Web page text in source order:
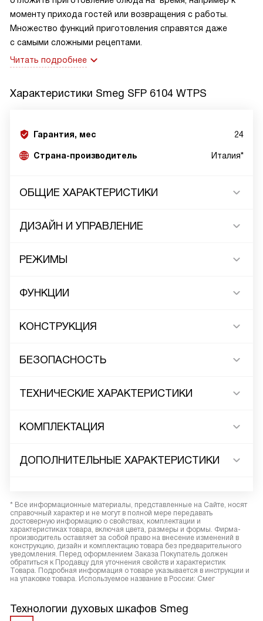
моменту прихода гостей или возвращения с работы.
Множество функций приготовления справятся даже
с самыми сложными рецептами.
Читать подробнее
Характеристики Smeg SFP 6104 WTPS
Гарантия, мес 24
Страна-производитель Италия*
ОБЩИЕ ХАРАКТЕРИСТИКИ
ДИЗАЙН И УПРАВЛЕНИЕ
РЕЖИМЫ
ФУНКЦИИ
КОНСТРУКЦИЯ
БЕЗОПАСНОСТЬ
ТЕХНИЧЕСКИЕ ХАРАКТЕРИСТИКИ
КОМПЛЕКТАЦИЯ
ДОПОЛНИТЕЛЬНЫЕ ХАРАКТЕРИСТИКИ
* Все информационные материалы, представленные на Сайте, носят
справочный характер и не могут в полной мере передавать
достоверную информацию о свойствах, комплектации и
характеристиках товара, включая цвета, размеры и формы. Фирма-
производитель оставляет за собой право на внесение изменений в
конструкцию, дизайн и комплектацию товара без предварительного
уведомления. Перед оформлением Заказа Покупатель должен
обратиться к Продавцу для уточнения свойств и характеристик
Товара. Подробная информация о товаре указывается в инструкции и
на упаковке товара. Используемое название в России: Смег
Технологии духовых шкафов Smeg